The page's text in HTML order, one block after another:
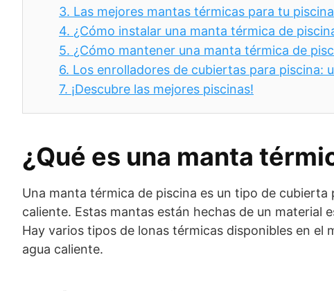
3. Las mejores mantas térmicas para tu piscina
4. ¿Cómo instalar una manta térmica de
5. ¿Cómo mantener una manta térmica de
6. Los enrolladores de cubiertas para piscina:
7. ¡Descubre las mejores piscinas!
¿Qué es una manta
Una manta térmica de piscina es un tipo de
caliente. Estas mantas están hechas de un material
Hay varios tipos de lonas térmicas disponibles en
agua caliente.